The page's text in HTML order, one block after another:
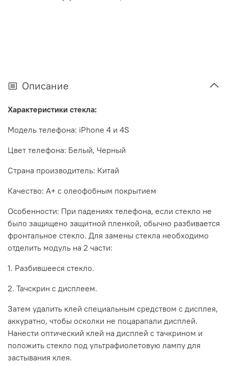
Описание
Характеристики стекла:
Модель телефона: iPhone 4 и 4S
Цвет телефона: Белый, Черный
Страна производитель: Китай
Качество: А+ с олеофобным покрытием
Особенности: При падениях телефона, если стекло не
было защищено защитной пленкой, обычно разбивается
фронтальное стекло. Для замены стекла необходимо
отделить модуль на 2 части:
1. Разбившееся стекло.
2. Тачскрин с дисплеем.
Затем удалить клей специальным средством с дисплея,
аккуратно, чтобы осколки не поцарапали дисплей.
Нанести оптический клей на дисплей с тачкрином и
положить стекло под ультрафиолетовую лампу для
застывания клея.